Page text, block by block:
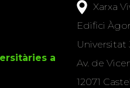
a
Xarxa
Edifici
Universitat
Av. de
12071